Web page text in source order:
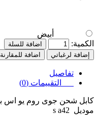
أبيض
الكمية:
اضافة للسلة
إضافة لرغباتي
اضافة للمقارنة
تفاصيل
التقييمات (0)
موديل s a42